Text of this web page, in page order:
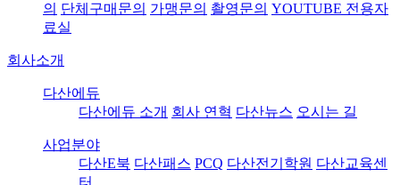
의 단체구매문의 가맹문의 촬영문의 YOUTUBE 전용자
료실
회사소개
다산에듀
다산에듀 소개 회사 연혁 다산뉴스 오시는 길
사업분야
다산E북 다산패스 PCQ 다산전기학원 다산교육센